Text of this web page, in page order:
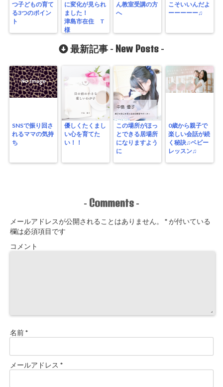
つ子どもの育て
る3つのポイン
ト
に変化が見られ
ました！
津島市在住 T
様
ん教室受講の方
へ
こそいいんだよ
ーーーーー♫
最新記事 - New Posts -
SNSで振り回さ
れるママの気持
ち
優しくたくまし
い心を育てた
い！！
この場所がほっ
とできる居場所
になりますよう
に
0歳から親子で
楽しい会話が続
く秘訣♫ベビー
レッスン♫
- Comments -
メールアドレスが公開されることはありません。 *が付いている
欄は必須項目です
コメント
名前*
メールアドレス *